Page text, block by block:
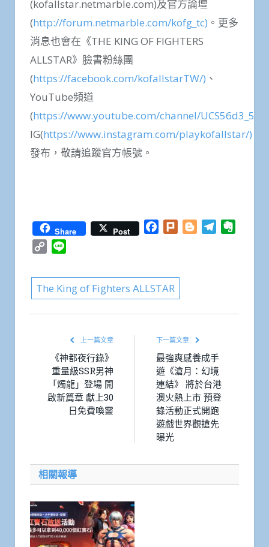
(kofallstar.netmarble.com)及官方論壇
(http://forum.netmarble.com/kofg_tc) 。更多
消息也會在《THE KING OF FIGHTERS
ALLSTAR》臉書粉絲團
(https://facebook.com/kofallstarTW/) 、
YouTube頻道
(https://www.youtube.com/channel/
IG(https://www.instagram.com/playkofallstar/)
發布，敬請追蹤官方帳號。
Share Post Facebook
Plurk BloggerTelegram
Copy
The King of Fighters ALLSTAR
上一篇文章
《神都夜行錄》
重量級SSR男神
「燭龍」登場 開
啟新篇章 獻上30
日免費喚靈
下一篇文章
最強爽感養成手
遊《滄月：幻境
連結》 將於台港
澳火熱上市 預登
錄活動正式開跑
遊戲世界觀搶先
曝光
相關報導